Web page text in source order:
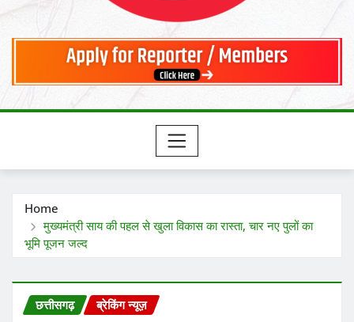
Home
मुख्यमंत्री साय की पहल से खुला विकास का रास्ता, चार नए पुलों का
भूमि पूजन जल्द
छत्तीसगढ़ ब्रेकिंग न्यूज़